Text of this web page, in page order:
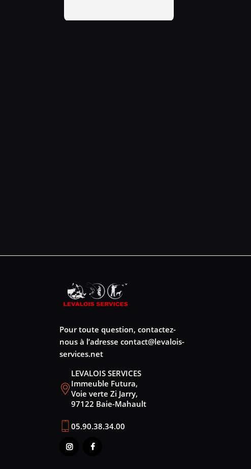
Pour toute question, contactez-
nous à l’adresse contact@levalois-
services.net
LEVALOIS SERVICES
Immeuble Futura,
Voie verte Zi Jarry,
97122 Baie-Mahault
05.90.38.34.00